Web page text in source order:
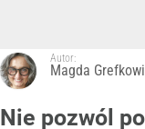
Autor:
Magda
Nie pozwól